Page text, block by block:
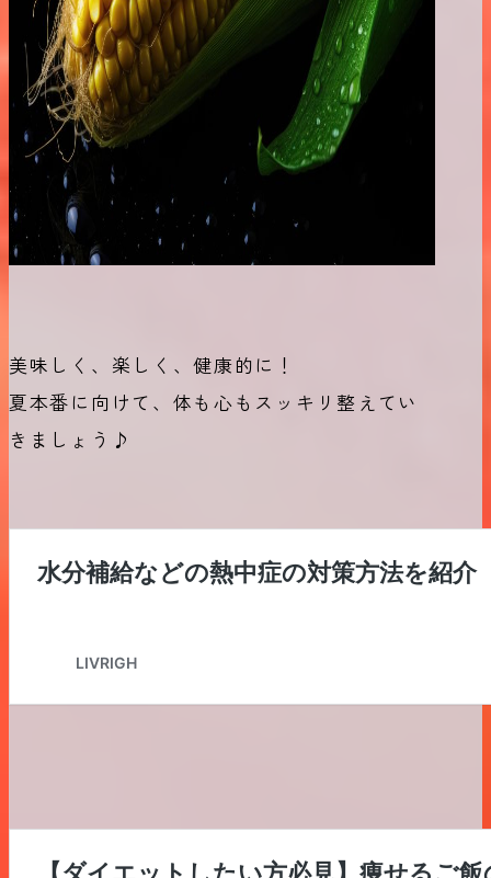
美味しく、楽しく、健康的に！
夏本番に向けて、体も心もスッキリ整えてい
きましょう♪